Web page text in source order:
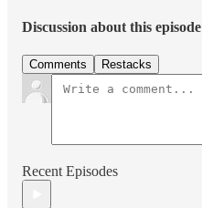
Discussion about this episode
Comments Restacks
Recent Episodes